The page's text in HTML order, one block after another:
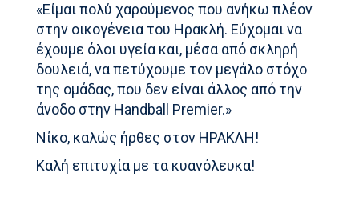
«Είμαι πολύ χαρούμενος που ανήκω πλέον
στην οικογένεια του Ηρακλή. Εύχομαι να
έχουμε όλοι υγεία και, μέσα από σκληρή
δουλειά, να πετύχουμε τον μεγάλο στόχο
της ομάδας, που δεν είναι άλλος από την
άνοδο στην Handball Premier.»
Νίκο, καλώς ήρθες στον ΗΡΑΚΛΗ!
Καλή επιτυχία με τα κυανόλευκα!